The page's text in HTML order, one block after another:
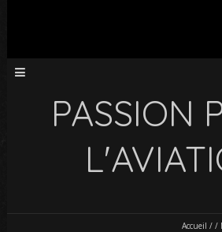
PASSION
Accueil / /